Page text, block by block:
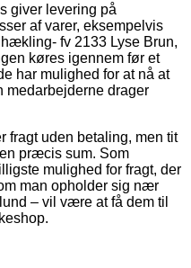
giver levering på
af varer, eksempelvis
fv 2133 Lyse Brun,
køres igennem før et
har mulighed for at nå at
medarbejderne drager
fragt uden betaling, men tit
præcis sum. Som
mulighed for fragt, der
man opholder sig nær
– vil være at få dem til